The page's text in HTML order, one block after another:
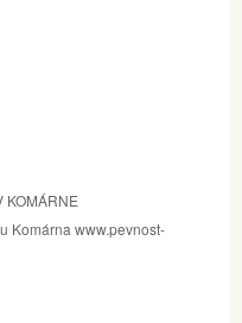
KOMÁRNE
Komárna www.pevnost-